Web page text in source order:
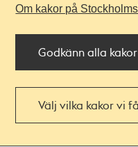
Om kakor på
Godkänn alla kakor
Välj vilka kakor vi